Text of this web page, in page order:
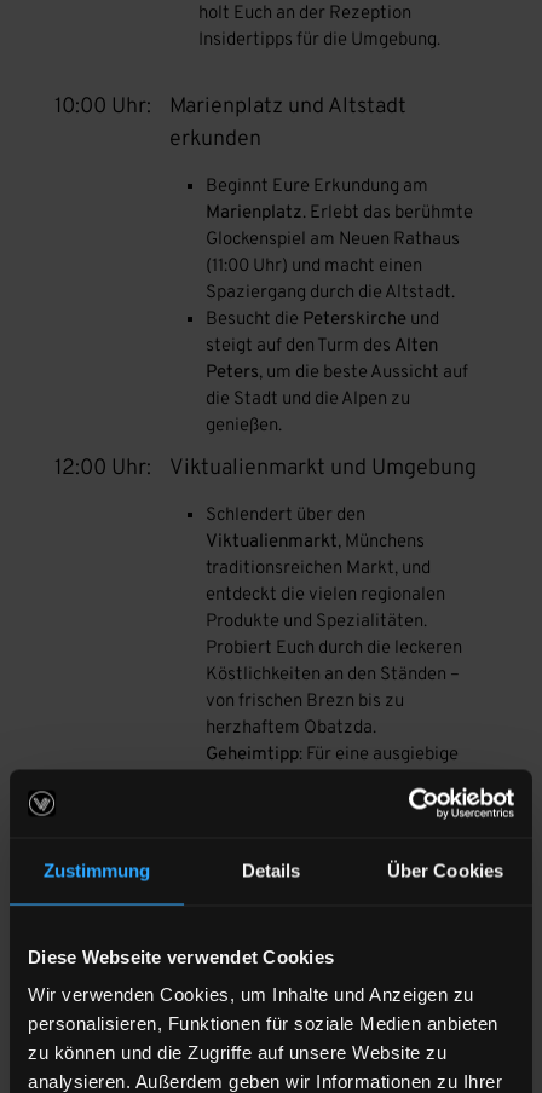
Zustimmung Details Über Cookies
Diese Webseite verwendet Cookies
Wir verwenden Cookies, um Inhalte und Anzeigen zu
personalisieren, Funktionen für soziale Medien anbieten
zu können und die Zugriffe auf unsere Website zu
analysieren. Außerdem geben wir Informationen zu Ihrer
holt Euch an der Rezeption
Insidertipps für die Umgebung.
10:00 Uhr:
Marienplatz und Altstadt
erkunden
Beginnt Eure Erkundung am
Marienplatz. Erlebt das berühmte
Glockenspiel am Neuen Rathaus
(11:00 Uhr) und macht einen
Spaziergang durch die Altstadt.
Besucht die Peterskirche und
steigt auf den Turm des Alten
Peters, um die beste Aussicht auf
die Stadt und die Alpen zu
genießen.
12:00 Uhr: Viktualienmarkt und Umgebung
Schlendert über den
Viktualienmarkt, Münchens
traditionsreichen Markt, und
entdeckt die vielen regionalen
Produkte und Spezialitäten.
Probiert Euch durch die leckeren
Köstlichkeiten an den Ständen –
von frischen Brezn bis zu
herzhaftem Obatzda.
Geheimtipp: Für eine ausgiebige
umliegenden Restaurants die
echtes Highlight für alle, die es
versteckt in den Ecken des Marktes
zu finden sind.